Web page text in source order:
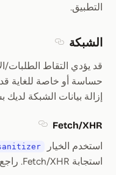
التطبيق.
الشبكة
قد يؤدي التقاط
حساسة أو خاصة للغاية قد
إزالة بيانات الشبكة
Fetch/XHR
استخدم الخيار
استجابة Fetch/XHR. راجع